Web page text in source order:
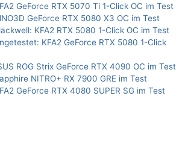
GeForce RTX 5070 Ti 1-Click OC im Test
GeForce RTX 5080 X3 OC im Test
KFA2 RTX 5080 1-Click OC im Test
KFA2 GeForce RTX 5080 1-Click
ROG Strix GeForce RTX 4090 OC im Test
NITRO+ RX 7900 GRE im Test
GeForce RTX 4080 SUPER SG im Test